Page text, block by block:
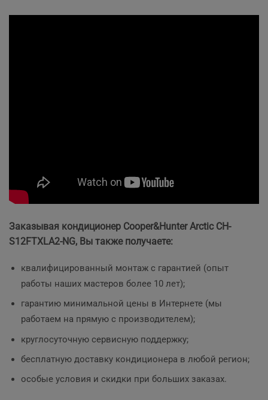
Заказывая кондиционер Cooper&Hunter Arctic CH-
S12FTXLA2-NG, Вы также получаете:
квалифицированный монтаж с гарантией (опыт
работы наших мастеров более 10 лет);
гарантию минимальной цены в Интернете (мы
работаем на прямую с производителем);
круглосуточную сервисную поддержку;
бесплатную доставку кондиционера в любой регион;
особые условия и скидки при больших заказах.